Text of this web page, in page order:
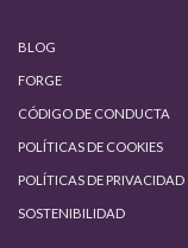
BLOG
FORGE
CÓDIGO DE CONDUCTA
POLÍTICAS DE COOKIES
POLÍTICAS DE PRIVACIDAD
SOSTENIBILIDAD